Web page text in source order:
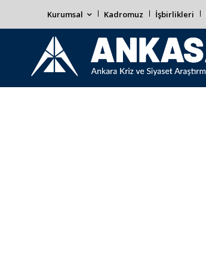
Kurumsal Kadromuz İşbirlikleri